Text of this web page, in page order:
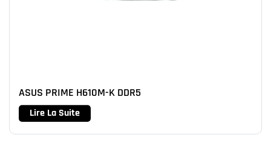
ASUS PRIME H610M-K DDR5
Lire La Suite